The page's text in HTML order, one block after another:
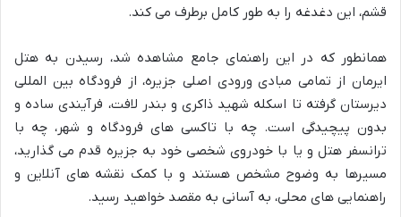
قشم، این دغدغه را به طور کامل برطرف می کند.
همانطور که در این راهنمای جامع مشاهده شد، رسیدن به هتل
ایرمان از تمامی مبادی ورودی اصلی جزیره، از فرودگاه بین المللی
دیرستان گرفته تا اسکله شهید ذاکری و بندر لافت، فرآیندی ساده و
بدون پیچیدگی است. چه با تاکسی های فرودگاه و شهر، چه با
ترانسفر هتل و یا با خودروی شخصی خود به جزیره قدم می گذارید،
مسیرها به وضوح مشخص هستند و با کمک نقشه های آنلاین و
راهنمایی های محلی، به آسانی به مقصد خواهید رسید.